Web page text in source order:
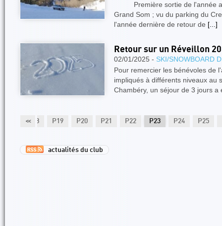
Première sortie de l'année au
Grand Som ; vu du parking du
l'année dernière de retour de [...]
Retour sur un Réveillon
02/01/2025 - SKI/SNOWBOARD
Pour remercier les bénévoles de
impliqués à différents niveaux au
Chambéry, un séjour de 3 jours a
<<P18 P19 P20 P21 P22 P23 P24 P25
actualités du club